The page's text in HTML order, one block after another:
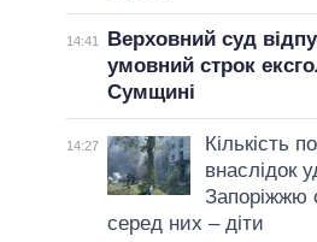
14:41
Верховний суд
умовний строк
Сумщині
14:27
Кількість
внаслідок
Запоріжжю
серед них – діти